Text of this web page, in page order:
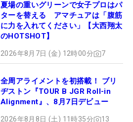
夏場の重いグリーンで女子プロはパ
ターを替える アマチュアは「腹筋
に力を入れてください」【大西翔太
のHOTSHOT】
2026年8月7日 (金) 12時00分 7
全周アライメントを初搭載！ ブリ
ヂストン『TOUR B JGR Roll-in
Alignment』、8月7日デビュー
2026年8月8日 (土) 11時35分 13